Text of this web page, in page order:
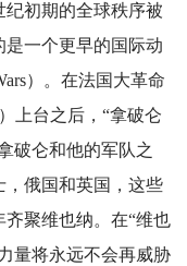
纪初期的全球秩序被
一个更早的国际动
）。在法国大革命
上台之后，“拿破仑
破仑和他的军队之
俄国和英国，这些
聚维也纳。在“维也
量将永远不会再威胁